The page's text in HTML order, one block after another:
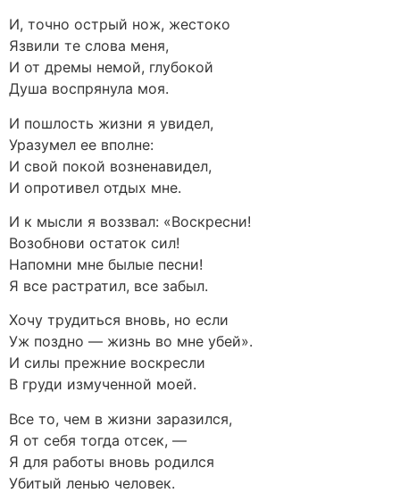
И, точно острый нож, жестоко
Язвили те слова меня,
И от дремы немой, глубокой
Душа воспрянула моя.
И пошлость жизни я увидел,
Уразумел ее вполне:
И свой покой возненавидел,
И опротивел отдых мне.
И к мысли я воззвал: «Воскресни!
Возобнови остаток сил!
Напомни мне былые песни!
Я все растратил, все забыл.
Хочу трудиться вновь, но если
Уж поздно — жизнь во мне убей».
И силы прежние воскресли
В груди измученной моей.
Все то, чем в жизни заразился,
Я от себя тогда отсек, —
Я для работы вновь родился
Убитый ленью человек.